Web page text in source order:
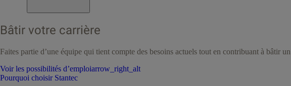
Bâtir votre carrière
Faites partie d’une équipe qui tient compte des besoins actuels tout en contribuant à bâtir
Voir les possibilités d’emploiarrow_right_alt
Pourquoi choisir Stantec